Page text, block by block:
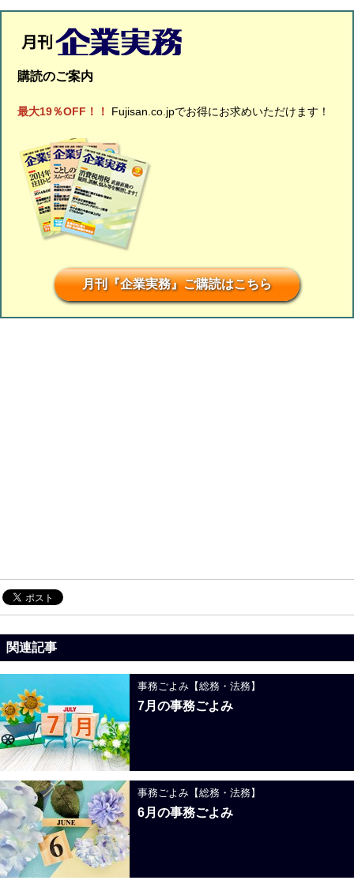
購読のご案内
最大19％OFF！！ Fujisan.co.jpでお得にお求めいただけます！
月刊『企業実務』ご購読はこちら
関連記事
事務ごよみ【総務・法務】
7月の事務ごよみ
事務ごよみ【総務・法務】
6月の事務ごよみ